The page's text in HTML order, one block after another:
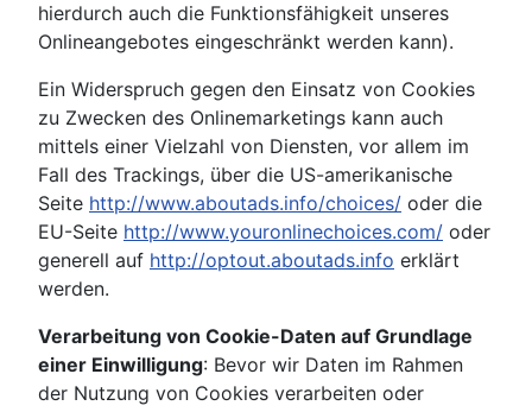
hierdurch auch die Funktionsfähigkeit unseres
Onlineangebotes eingeschränkt werden kann).
Ein Widerspruch gegen den Einsatz von Cookies
zu Zwecken des Onlinemarketings kann auch
mittels einer Vielzahl von Diensten, vor allem im
Fall des Trackings, über die US-amerikanische
Seite http://www.aboutads.info/choices/ oder die
EU-Seite http://www.youronlinechoices.com/ oder
generell auf http://optout.aboutads.info erklärt
werden.
Verarbeitung von Cookie-Daten auf Grundlage
einer Einwilligung: Bevor wir Daten im Rahmen
der Nutzung von Cookies verarbeiten oder